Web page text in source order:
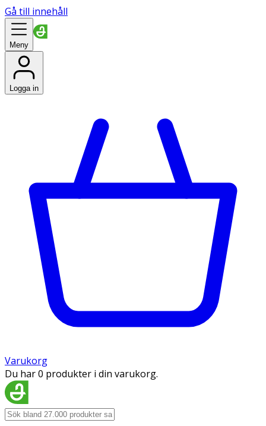
Gå till innehåll
Meny
Logga in
Varukorg
Du har 0 produkter i din varukorg.